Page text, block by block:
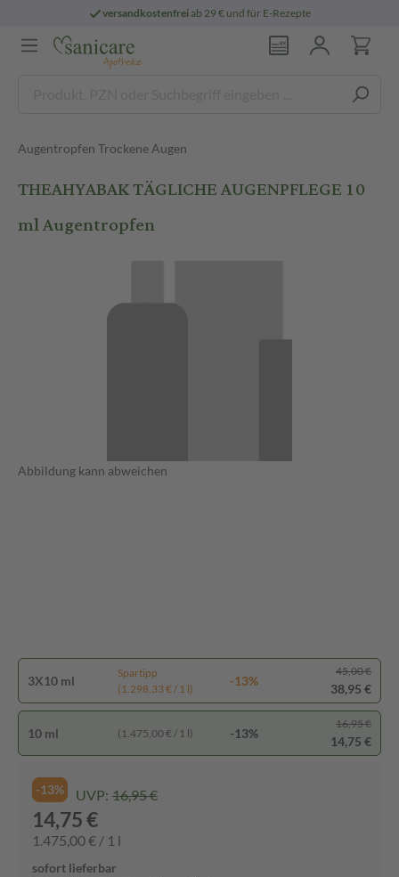
versandkostenfreiab 29 € und für E-Rezepte
Augentropfen Trockene Augen
THEAHYABAK TÄGLICHE AUGENPFLEGE 10
ml Augentropfen
Abbildung kann abweichen
3X10 ml
Spartipp
(1.298,33 € / 1 l)
-13%
45,00 €
38,95 €
10 ml (1.475,00 € / 1 l) -13%
16,95 €
14,75 €
-13% UVP: 16,95 €
14,75 €
1.475,00 € / 1 l
sofort lieferbar